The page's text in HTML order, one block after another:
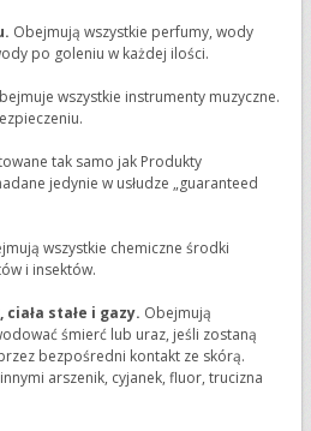
Obejmują wszystkie perfumy, wody
po goleniu w każdej ilości.
wszystkie instrumenty muzyczne.
tak samo jak Produkty
jedynie w usłudze „guaranteed
wszystkie chemiczne środki
i insektów.
stałe i gazy. Obejmują
śmierć lub uraz, jeśli zostaną
bezpośredni kontakt ze skórą.
arszenik, cyjanek, fluor, trucizna